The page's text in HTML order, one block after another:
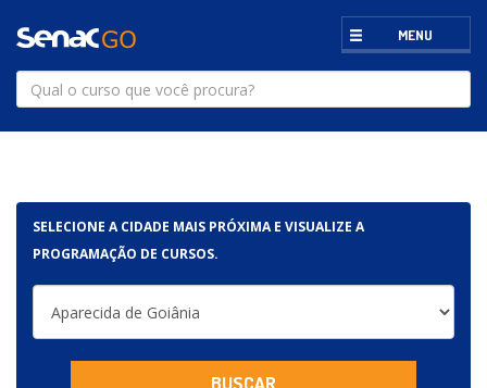
MENU
SELECIONE A CIDADE MAIS PRÓXIMA E VISUALIZE A
PROGRAMAÇÃO DE CURSOS.